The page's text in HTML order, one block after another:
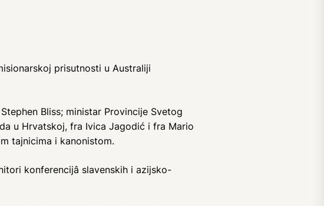
prisutnosti u Australiji
Bliss; ministar Provincije Svetog
u Hrvatskoj, fra Ivica Jagodić i fra Mario
tajnicima i kanonistom.
konferencijâ slavenskih i azijsko-